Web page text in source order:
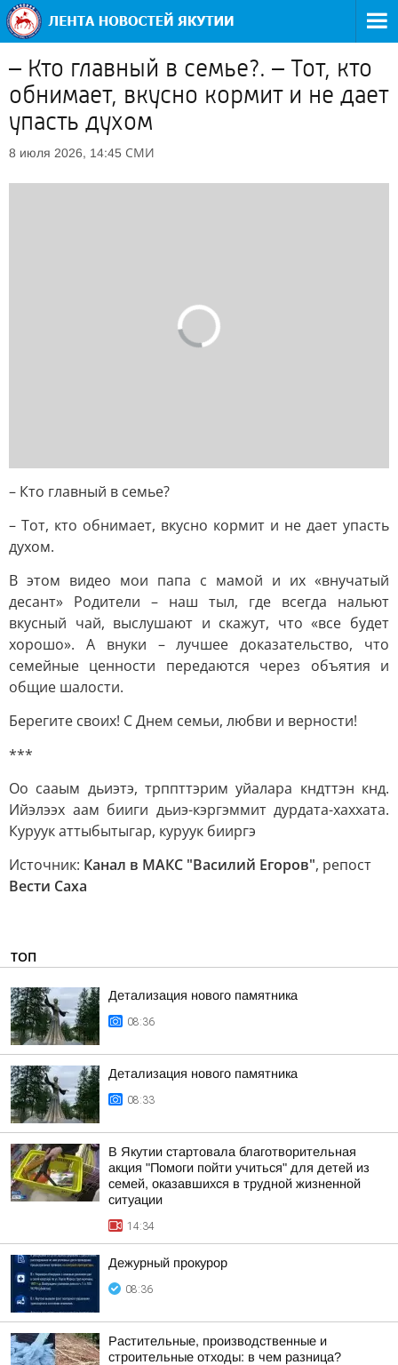
– Кто главный в семье?. – Тот, кто
обнимает, вкусно кормит и не дает
упасть духом
8 июля 2026, 14:45 СМИ
– Кто главный в семье?
– Тот, кто обнимает, вкусно кормит и не дает упасть
духом.
В этом видео мои папа с мамой и их «внучатый
десант» Родители – наш тыл, где всегда нальют
вкусный чай, выслушают и скажут, что «все будет
хорошо». А внуки – лучшее доказательство, что
семейные ценности передаются через объятия и
общие шалости.
Берегите своих! С Днем семьи, любви и верности!
***
Оо сааым дьиэтэ, трппттэрим уйалара кндттэн кнд.
Ийэлээх аам бииги дьиэ-кэргэммит дурдата-хаххата.
Куруук аттыбытыгар, куруук бииргэ
Источник: Канал в МАКС "Василий Егоров", репост
Вести Саха
ТОП
Детализация нового памятника
08:36
Детализация нового памятника
08:33
В Якутии стартовала благотворительная
акция "Помоги пойти учиться" для детей из
семей, оказавшихся в трудной жизненной
ситуации
14:34
Дежурный прокурор
08:36
Растительные, производственные и
строительные отходы: в чем разница?